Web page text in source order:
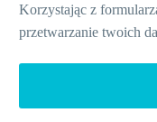
Korzystając z
przetwarzanie twoich